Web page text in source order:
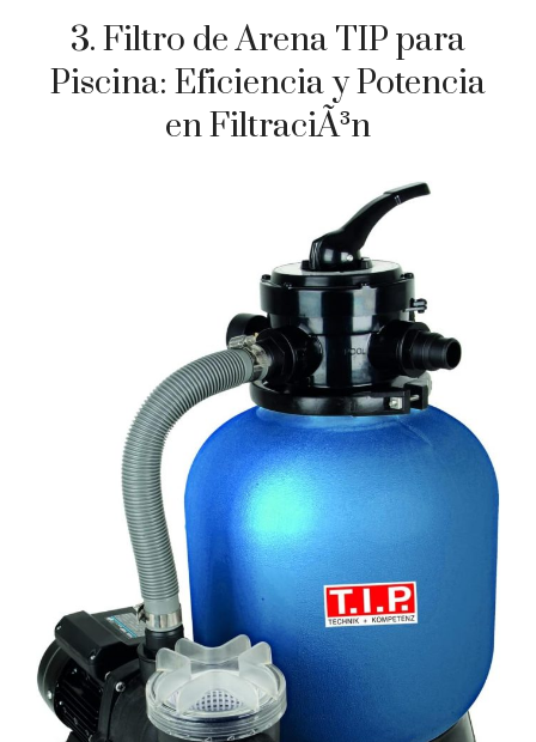
3. Filtro de Arena TIP para
Piscina: Eficiencia y Potencia
en FiltraciÃ³n